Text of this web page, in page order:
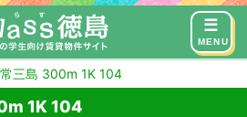
MENU
お問い合わせ
三島 300m 1K 104
1K 104